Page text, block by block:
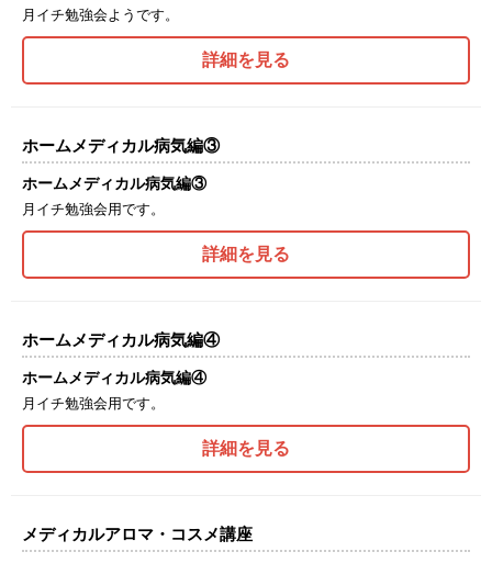
月イチ勉強会ようです。
詳細を見る
ホームメディカル病気編③
ホームメディカル病気編③
月イチ勉強会用です。
詳細を見る
ホームメディカル病気編④
ホームメディカル病気編④
月イチ勉強会用です。
詳細を見る
メディカルアロマ・コスメ講座